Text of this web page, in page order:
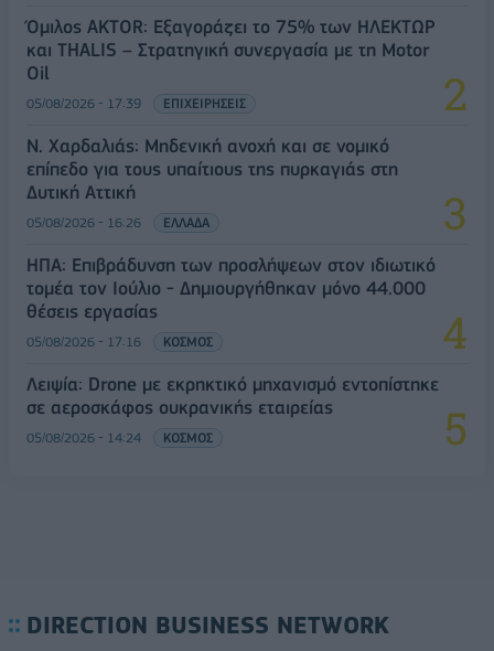
Όμιλος AKTOR: Εξαγοράζει το 75% των ΗΛΕΚΤΩΡ
και THALIS – Στρατηγική συνεργασία με τη Motor
Oil
05/08/2026 - 17:39 ΕΠΙΧΕΙΡΗΣΕΙΣ
Ν. Χαρδαλιάς: Μηδενική ανοχή και σε νομικό
επίπεδο για τους υπαίτιους της πυρκαγιάς στη
Δυτική Αττική
05/08/2026 - 16:26 ΕΛΛΑΔΑ
ΗΠΑ: Επιβράδυνση των προσλήψεων στον ιδιωτικό
τομέα τον Ιούλιο - Δημιουργήθηκαν μόνο 44.000
θέσεις εργασίας
05/08/2026 - 17:16 ΚΟΣΜΟΣ
Λειψία: Drone με εκρηκτικό μηχανισμό εντοπίστηκε
σε αεροσκάφος ουκρανικής εταιρείας
05/08/2026 - 14:24 ΚΟΣΜΟΣ
DIRECTION BUSINESS NETWORK